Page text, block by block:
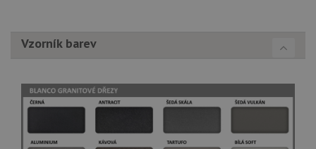
Vzorník barev
Nezbytně nutné soubory
Soubory cílení
Funkční soubory
Nezařazené soubory